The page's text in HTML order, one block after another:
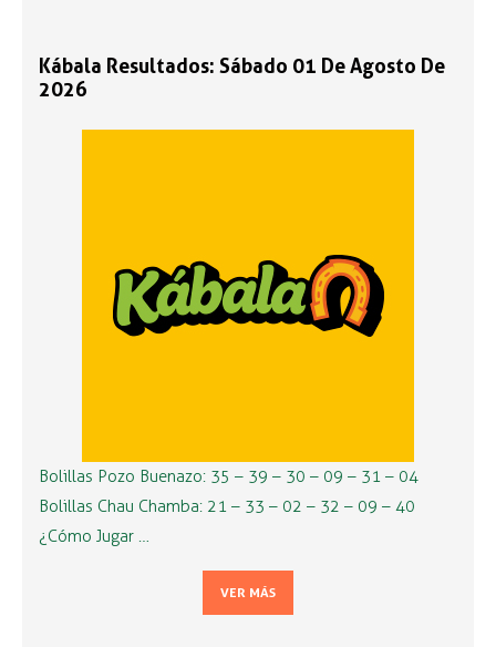
Kábala Resultados: Sábado 01 De Agosto De
2026
Bolillas Pozo Buenazo: 35 – 39 – 30 – 09 – 31 – 04
Bolillas Chau Chamba: 21 – 33 – 02 – 32 – 09 – 40
¿Cómo Jugar …
VER MÁS